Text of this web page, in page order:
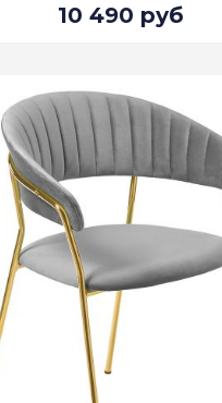
10 490 руб